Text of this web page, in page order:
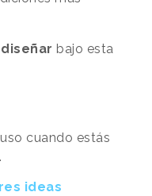
diseñar bajo esta
cuando estás
ideas